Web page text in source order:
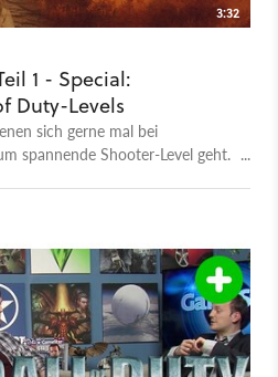
3:32
1 - Special:
Duty-Levels
sich gerne mal bei
spannende Shooter-Level geht.